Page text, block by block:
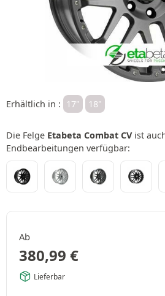
Erhältlich in : 17" 18"
Die Felge Etabeta Combat CVist
Endbearbeitungen verfügbar:
Ab
380,99 €
Lieferbar